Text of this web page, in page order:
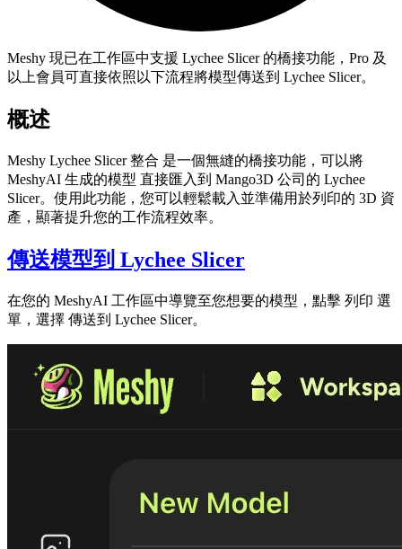
Meshy 現已在工作區中支援 Lychee Slicer 的橋接功能，Pro 及
以上會員可直接依照以下流程將模型傳送到 Lychee Slicer。
概述
Meshy Lychee Slicer 整合 是一個無縫的橋接功能，可以將
MeshyAI 生成的模型 直接匯入到 Mango3D 公司的 Lychee
Slicer。使用此功能，您可以輕鬆載入並準備用於列印的 3D 資
產，顯著提升您的工作流程效率。
傳送模型到 Lychee Slicer
在您的 MeshyAI 工作區中導覽至您想要的模型，點擊 列印 選
單，選擇 傳送到 Lychee Slicer。